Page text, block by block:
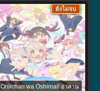
Oniichan wa Oshimai! อวสาน
ยังไม่จบ